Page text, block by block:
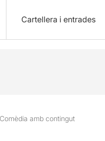
Cartellera i entrades
Comèdia amb contingut